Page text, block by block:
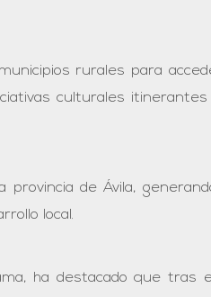
rurales para
culturales
de Ávila,
local.
ha destacado que tras